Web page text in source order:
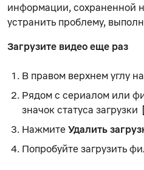
информации, сохраненной
устранить проблему,
Загрузите видео еще раз
В правом верхнем углу
Рядом с сериалом или
значок статуса загрузки
Нажмите Удалить
Попробуйте загрузить